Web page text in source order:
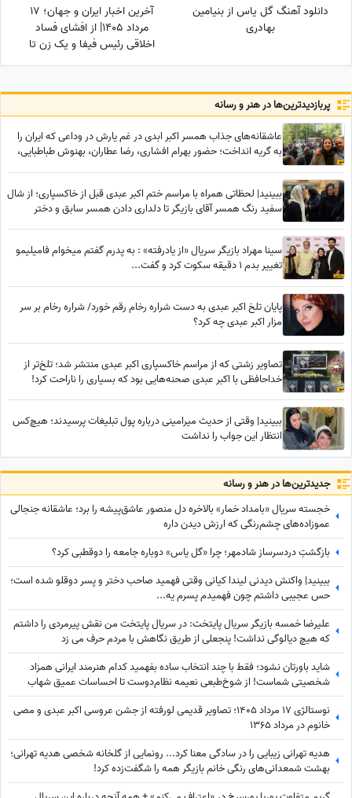
دانلود آهنگ گل یاس از بنیامین
بهادری
آخرین اخبار ایران و جهان؛ 17
مرداد 1405| از افشای فساد
اخلاقی رئیس فیفا و یک زن تا
سوژه شدن جوراب‌های شهباز
پربازدید‌ترین‌ها در هنر و رسانه
عاشقانه‌های جذاب همسر اکبر ابدی در غم یارش در وداعی که ایران را
به گریه انداخت؛ حضور بهرام افشاری، رضا عطاران، بهنوش طباطبایی،
ببینید| لحظاتی همراه با مراسم ختم اکبر عبدی قبل از خاکسپاری؛ از شال
سفید رنگ همسر آقای بازیگر تا دلداری دادن همسر سابق و دختر
سینا مهراد بازیگر سریال «از یادرفته» : به پدرم گفتم میخوام فامیلیمو
تغییر بدم 1 دقیقه سکوت کرد و گفت...
پایان تلخ اکبر عبدی به دست شراره رخام رقم خورد/ شراره رخام بر سر
مزار اکبر عبدی چه کرد؟
تصاویر زشتی که از مراسم خاکسپاری اکبر عبدی منتشر شد؛ تلخ‌تر از
خداحافظی با اکبر عبدی صحنه‌هایی بود که بسیاری را ناراحت کرد!
ببینید| وقتی از حدیث میرامینی درباره پول تبلیغات پرسیدند؛ هیچ‌کس
انتظار این جواب را نداشت
جدید‌ترین‌ها در هنر و رسانه
خجسته سریال «بامداد خمار» بالاخره دل منصور عاشق‌پیشه را برد؛ عاشقانه جنجالی
عموزاده‌های چشم‌رنگی که ارزش دیدن داره
بازگشتِ دردسرساز شادمهر؛ چرا «گل یاس» دوباره جامعه را دو‌قطبی کرد؟
ببینید| واکنش دیدنی لیندا کیانی وقتی فهمید صاحب دختر و پسر دوقلو شده است؛
حس عجیبی داشتم چون فهمیدم پسرم یه...
علیرضا خمسه بازیگر سریال پایتخت: در سریال پایتخت من نقش پیرمردی را داشتم
که هیچ دیالوگی نداشت! پنجعلی از طریق نگاهش با مردم حرف می زد
شاید باورتان نشود؛ فقط با چند انتخاب ساده بفهمید کدام هنرمند ایرانی همزاد
شخصیتی شماست! از شوخ‌طبعی نعیمه نظام‌دوست تا احساسات عمیق شهاب
حسینی؛ شما شبیه کدام‌یک هستید؟
نوستالژی 17 مرداد 1405؛ تصاویر قدیمی لورفته از جشن عروسی اکبر عبدی و مصی
خانوم در مرداد 1365
هدیه تهرانی زیبایی را در سادگی معنا کرد... رونمایی از گلخانه شخصی هدیه تهرانی؛
بهشت شمعدانی‌های رنگی خانم بازیگر همه را شگفت‌زده کرد!